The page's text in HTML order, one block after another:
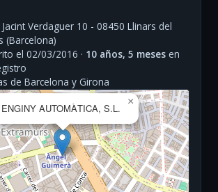
Verdaguer 10 - 08450 Llinars del
(Barcelona)
el 02/03/2016 · 10 años, 5 meses en
de Barcelona y Girona
ENGINY AUTOMÀTICA, S.L.
×